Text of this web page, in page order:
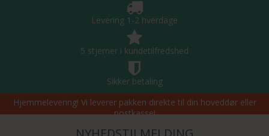
Levering 1-2 hverdage
5 stjerner i kundetilfredshed
Sikker betaling
Hjemmelevering! Vi leverer pakken direkte til din hoveddør eller
postkasse!